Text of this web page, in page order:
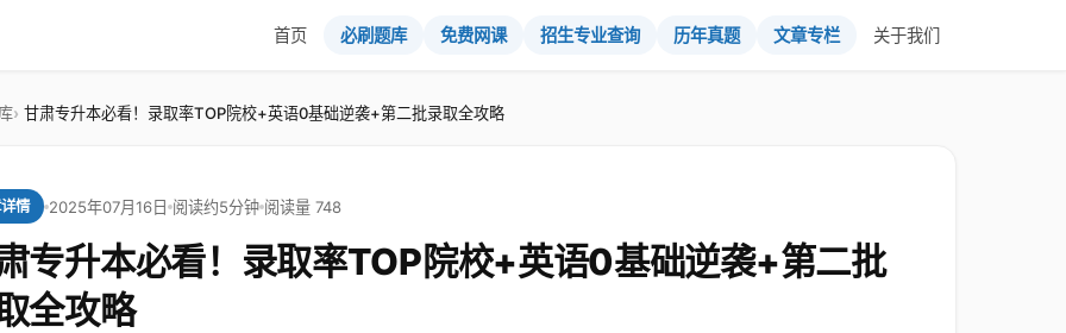
首页 必刷题库 免费网课 招生专业查询 历年真题 文章专栏 关于我们
甘肃专升本必看！录取率TOP院校+英语0基础逆袭+第二批录取全攻略
情 2025年07月16日 阅读约5分钟 阅读量 748
专升本必看！录取率TOP院校+英语0基础逆袭+第二批
全攻略